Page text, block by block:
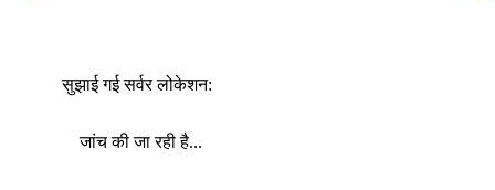
सुझाई गई सर्वर लोकेशन:
जांच की जा रही है...